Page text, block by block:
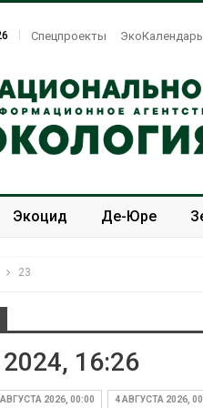
Спецпроекты ЭкоКалендарь
Экоцид Де-Юре
23
16:26
2026, 00:00 4 АВГУСТА 2026,